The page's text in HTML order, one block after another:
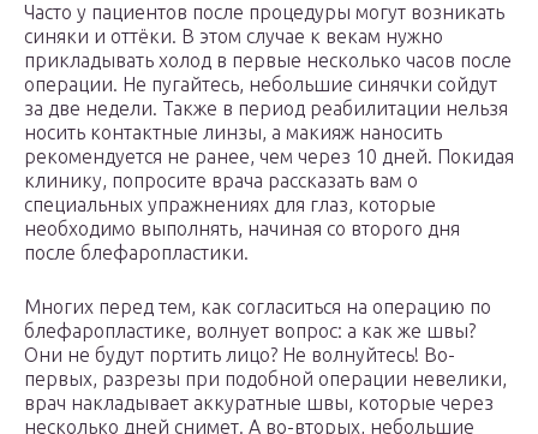
Часто у пациентов после процедуры могут возникать
синяки и оттёки. В этом случае к векам нужно
прикладывать холод в первые несколько часов после
операции. Не пугайтесь, небольшие синячки сойдут
за две недели. Также в период реабилитации нельзя
носить контактные линзы, а макияж наносить
рекомендуется не ранее, чем через 10 дней. Покидая
клинику, попросите врача рассказать вам о
специальных упражнениях для глаз, которые
необходимо выполнять, начиная со второго дня
после блефаропластики.
Многих перед тем, как согласиться на операцию по
блефаропластике, волнует вопрос: а как же швы?
Они не будут портить лицо? Не волнуйтесь! Во-
первых, разрезы при подобной операции невелики,
врач накладывает аккуратные швы, которые через
несколько дней снимет. А во-вторых, небольшие